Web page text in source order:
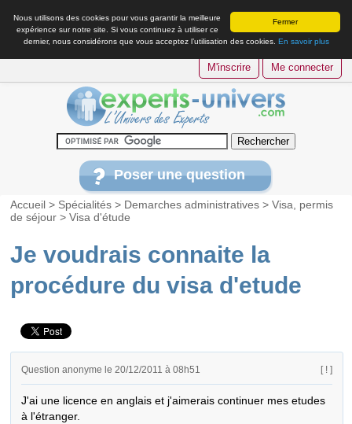
Fermer
Nous utilisons des cookies pour vous garantir la meilleure
expérience sur notre site. Si vous continuez à utiliser ce
dernier, nous considérons que vous acceptez l’utilisation des cookies. En savoir plus
M'inscrire Me connecter
Poser une question
Accueil > Spécialités > Demarches administratives >Visa, permis
de séjour >Visa d'étude
Je voudrais connaite la
procédure du visa d'etude
Question anonyme le 20/12/2011 à 08h51 [ ! ]
J'ai une licence en anglais et j'aimerais continuer mes etudes
à l'étranger.